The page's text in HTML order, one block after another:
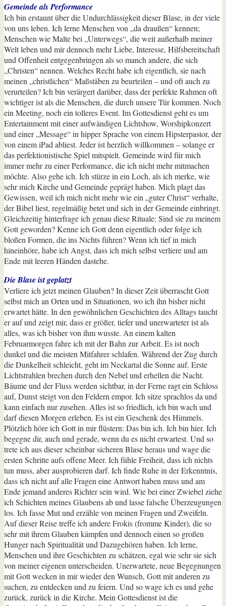
Gemeinde als Performance
Ich bin erstaunt über die Undurchlässigkeit dieser Blase, in der viele
von uns leben. Ich lerne Menschen von „da draußen“ kennen;
Menschen wie Malte bei „Unterwegs“, die weit außerhalb meiner
Welt leben und mir dennoch mehr Liebe, Interesse, Hilfsbereitschaft
und Offenheit entgegenbringen als so manch andere, die sich
„Christen“ nennen. Welches Recht habe ich eigentlich, sie nach
meinen „christlichen“ Maßstäben zu beurteilen – und oft auch zu
verurteilen? Ich bin verärgert darüber, dass der perfekte Rahmen oft
wichtiger ist als die Menschen, die durch unsere Tür kommen. Noch
ein Meeting, noch ein tolleres Event. Im Gottesdienst geht es um
Entertainment mit einer aufwändigen Lichtshow, Worshipkonzert
und einer „Message“ in hipper Sprache von einem Hipsterpastor, der
von einem iPad abliest. Jeder ist herzlich willkommen – solange er
das perfektionistische Spiel mitspielt. Gemeinde wird für mich
immer mehr zu einer Performance, die ich nicht mehr mitmachen
möchte. Also gehe ich. Ich stürze in ein Loch, als ich merke, wie
sehr mich Kirche und Gemeinde geprägt haben. Mich plagt das
Gewissen, weil ich mich nicht mehr wie ein „guter Christ“ verhalte,
der Bibel liest, regelmäßig betet und sich in der Gemeinde einbringt.
Gleichzeitig hinterfrage ich genau diese Rituale: Sind sie zu meinem
Gott geworden? Kenne ich Gott denn eigentlich oder folge ich
bloßen Formen, die ins Nichts führen? Wenn ich tief in mich
hineinhöre, habe ich Angst, dass ich mich selbst verliere und am
Ende mit leeren Händen dastehe.
Die Blase ist geplatzt
Verliere ich jetzt meinen Glauben? In dieser Zeit überrascht Gott
selbst mich an Orten und in Situationen, wo ich ihn bisher nicht
erwartet hätte. In den gewöhnlichen Geschichten des Alltags taucht
er auf und zeigt mir, dass er größer, tiefer und unerwarteter ist als
alles, was ich bisher von ihm wusste. An einem kalten
Februarmorgen fahre ich mit der Bahn zur Arbeit. Es ist noch
dunkel und die meisten Mitfahrer schlafen. Während der Zug durch
die Dunkelheit schleicht, geht im Neckartal die Sonne auf. Erste
Lichtstrahlen brechen durch den Nebel und erhellen die Nacht.
Bäume und der Fluss werden sichtbar, in der Ferne ragt ein Schloss
auf, Dunst steigt von den Feldern empor. Ich sitze sprachlos da und
kann einfach nur zusehen. Alles ist so friedlich, ich bin wach und
darf diesen Morgen erleben. Es ist ein Geschenk des Himmels.
Plötzlich höre ich Gott in mir flüstern: Das bin ich. Ich bin hier. Ich
begegne dir, auch und gerade, wenn du es nicht erwartest. Und so
trete ich aus dieser scheinbar sicheren Blase heraus und wage die
ersten Schritte aufs offene Meer. Ich fühle Freiheit, dass ich nichts
tun muss, aber ausprobieren darf. Ich finde Ruhe in der Erkenntnis,
dass ich nicht auf alle Fragen eine Antwort haben muss und am
Ende jemand anderes Richter sein wird. Wie bei einer Zwiebel ziehe
ich Schichten meines Glaubens ab und lasse falsche Überzeugungen
los. Ich fasse Mut und erzähle von meinen Fragen und Zweifeln.
Auf dieser Reise treffe ich andere Frokis (fromme Kinder), die so
sehr mit ihrem Glauben kämpfen und dennoch einen so großen
Hunger nach Spiritualität und Dazugehören haben. Ich lerne,
Menschen und ihre Geschichten zu schätzen, egal wie sehr sie sich
von meiner eigenen unterscheiden. Unerwartete, neue Begegnungen
mit Gott wecken in mir wieder den Wunsch, Gott mit anderen zu
suchen, zu entdecken und zu feiern. Und so wage ich es und gehe
zurück, zurück in die Kirche. Mein Gottesdienst ist die